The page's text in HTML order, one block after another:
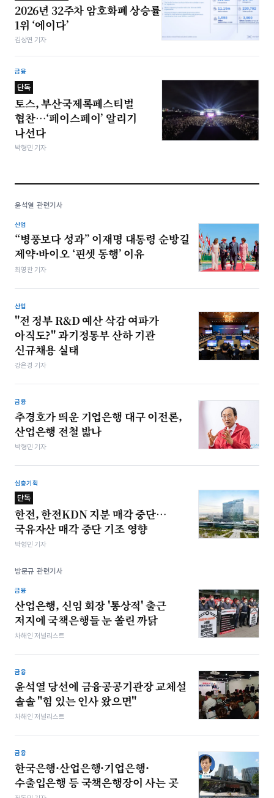
2026년 32주차 암호화폐 상승률
1위 ‘에이다’
김상연 기자
금융
단독
토스, 부산국제록페스티벌
협찬…‘페이스페이’ 알리기
나선다
박형민 기자
윤석열 관련기사
산업
“병풍보다 성과” 이재명 대통령 순방길
제약·바이오 ‘핀셋 동행’ 이유
최영찬 기자
산업
"전 정부 R&D 예산 삭감 여파가
아직도?" 과기정통부 산하 기관
신규채용 실태
강은경 기자
금융
추경호가 띄운 기업은행 대구 이전론,
산업은행 전철 밟나
박형민 기자
심층기획
단독
한전, 한전KDN 지분 매각 중단…
국유자산 매각 중단 기조 영향
박형민 기자
방문규 관련기사
금융
산업은행, 신임 회장 '통상적' 출근
저지에 국책은행들 눈 쏠린 까닭
차해인 저널리스트
금융
윤석열 당선에 금융공공기관장 교체설
솔솔 "힘 있는 인사 왔으면"
차해인 저널리스트
금융
한국은행·산업은행·기업은행·
수출입은행 등 국책은행장이 사는 곳